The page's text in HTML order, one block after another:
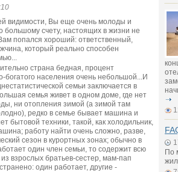
видимости, Вы еще очень молоды и
большому счету, настоящих в жизни не
попался хороший: ответственный,
который реально способен
страна бедная, процент
богатого населения очень небольшой...И
семьи заключается в
семья живет в одном доме, где нет
ни отопления зимой (а зимой там
редко в семье бывает машина и
бытовой техники, такой, как холодильник,
работу найти очень сложно, разве,
сезон в курортных зонах; обычно в
один член семьи, то содержит всю
взрослых братьев-сестер, мам-пап
один работает, другие -
По